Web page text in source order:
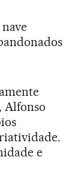
Alfonso
e